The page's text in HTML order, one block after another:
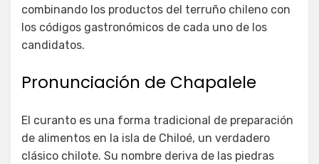
combinando los productos del terruño chileno con
los códigos gastronómicos de cada uno de los
candidatos.
Pronunciación de Chapalele
El curanto es una forma tradicional de preparación
de alimentos en la isla de Chiloé, un verdadero
clásico chilote. Su nombre deriva de las piedras